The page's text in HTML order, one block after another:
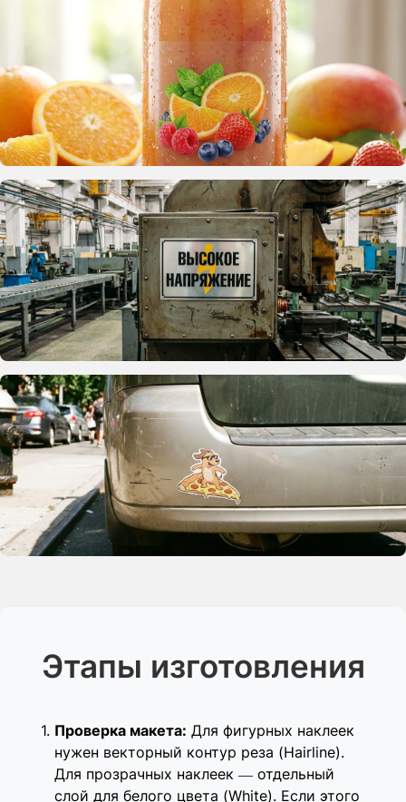
Этапы изготовления
Проверка макета: Для фигурных наклеек
нужен векторный контур реза (Hairline).
Для прозрачных наклеек — отдельный
слой для белого цвета (White). Если этого